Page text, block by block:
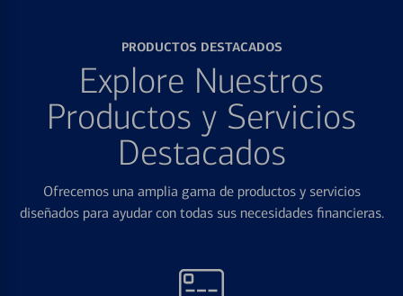
PRODUCTOS DESTACADOS
Explore Nuestros
Productos y Servicios
Destacados
Ofrecemos una amplia gama de productos y servicios
diseñados para ayudar con todas sus necesidades financieras.